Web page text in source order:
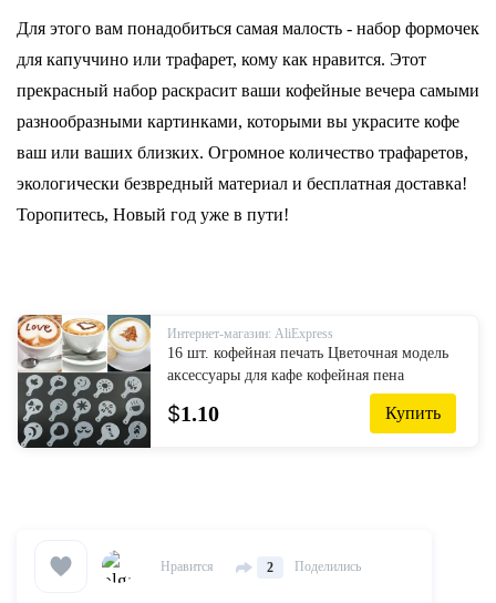
Для этого вам понадобиться самая малость - набор формочек
для капуччино или трафарет, кому как нравится. Этот
прекрасный набор раскрасит ваши кофейные вечера самыми
разнообразными картинками, которыми вы украсите кофе
ваш или ваших близких. Огромное количество трафаретов,
экологически безвредный материал и бесплатная доставка!
Торопитесь, Новый год уже в пути!
Интернет-магазин: AliExpress
16 шт. кофейная печать Цветочная модель
аксессуары для кафе кофейная пена
шаблон спрей Пластиковая форма для
гирлянды коврик бариста арт тра...
$1.10 Купить
Нравится 2 Поделились